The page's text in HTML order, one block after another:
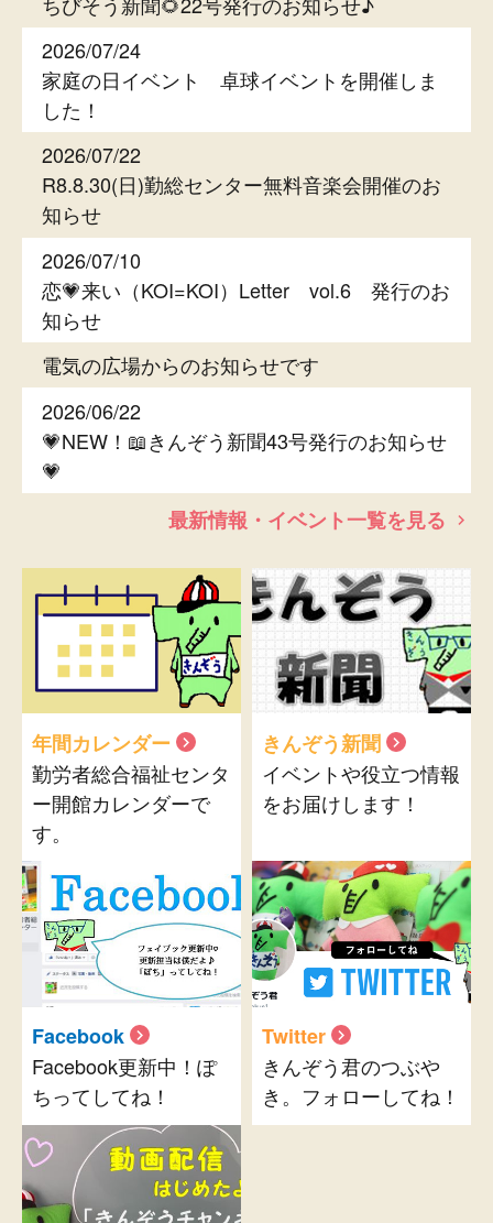
2026/07/24
家庭の日イベント 卓球イベントを開催しま
した！
2026/07/22
R8.8.30(日)勤総センター無料音楽会開催のお
知らせ
2026/07/10
恋💗来い（KOI=KOI）Letter vol.6 発行のお
知らせ
電気の広場からのお知らせです
2026/06/22
💗NEW！📖きんぞう新聞43号発行のお知らせ
💗
最新情報・イベント一覧を見る
年間カレンダー
勤労者総合福祉センタ
ー開館カレンダーで
す。
きんぞう新聞
イベントや役立つ情報
をお届けします！
Facebook
Facebook更新中！ぽ
ちってしてね！
Twitter
きんぞう君のつぶや
き。フォローしてね！